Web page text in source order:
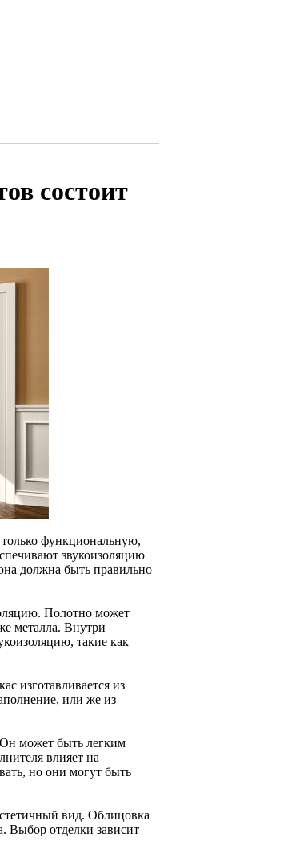
состоит
функциональную,
звукоизоляцию
должна быть правильно
Полотно может
металла. Внутри
такие как
изготавливается из
или же из
может быть легким
влияет на
но они могут быть
вид. Облицовка
Выбор отделки зависит